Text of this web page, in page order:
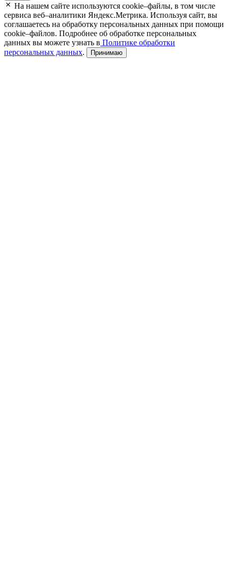
На нашем сайте используются cookie–файлы, в том числе
сервиса веб–аналитики Яндекс.Метрика. Используя сайт, вы
соглашаетесь на обработку персональных данных при помощи
cookie–файлов. Подробнее об обработке персональных
данных вы можете узнать в Политике обработки
персональных данных. Принимаю